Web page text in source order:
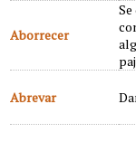
Aborrecer
Abrevar